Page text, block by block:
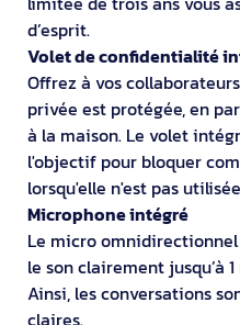
d’esprit.
Volet de confidentialité
Offrez à vos
privée est protégée, en
à la maison. Le volet
l'objectif pour bloquer
lorsqu'elle n'est pas
Microphone intégré
Le micro
le son clairement jusqu’à
Ainsi, les conversations
claires.